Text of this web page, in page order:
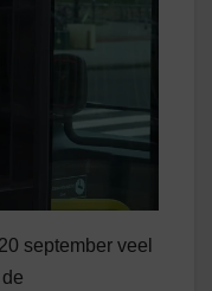
september veel